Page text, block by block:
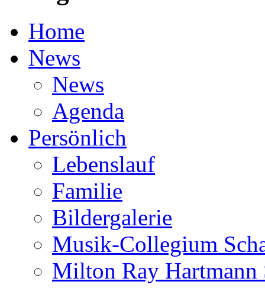
Home
News
News
Agenda
Persönlich
Lebenslauf
Familie
Bildergalerie
Musik-Collegium
Milton Ray